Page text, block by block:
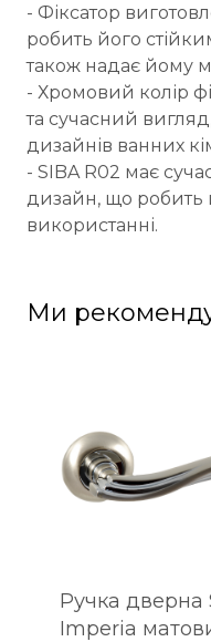
- Фіксатор
робить його
також надає йому
- Хромовий колір
та сучасний
дизайнів ванних
- SIBA R02 має
дизайн, що робить
використанні.
Ми
Ручка дверна
Imperia